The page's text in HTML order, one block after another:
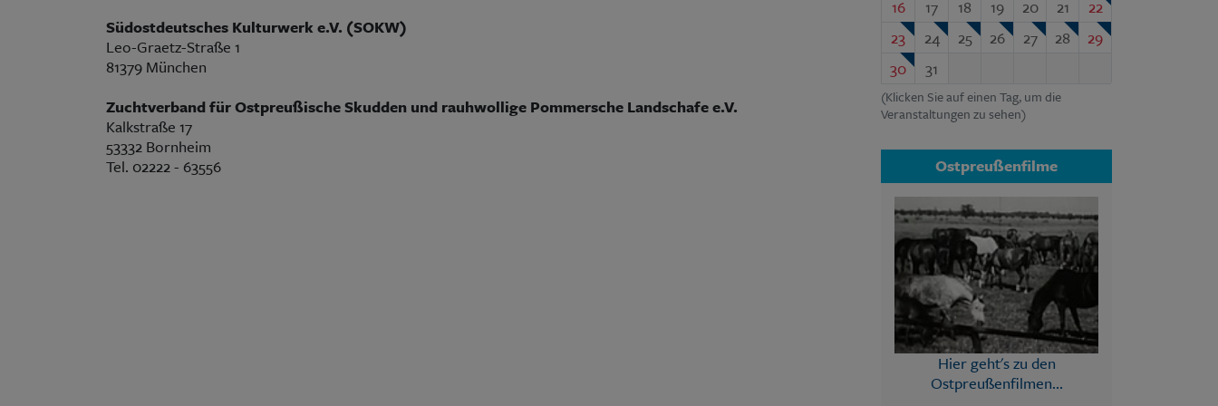
Südostdeutsches Kulturwerk e.V. (SOKW)
Leo-Graetz-Straße 1
81379 München
Zuchtverband für Ostpreußische Skudden und rauhwollige Pommersche Landschafe e.V.
Kalkstraße 17
53332 Bornheim
Tel. 02222 - 63556
16 17 18 19 20 21
22
23
24 25 26 27 28
29
30
31
(Klicken Sie auf einen Tag, um die
Veranstaltungen zu sehen)
Ostpreußenfilme
Hier geht's zu den
Ostpreußenfilmen...